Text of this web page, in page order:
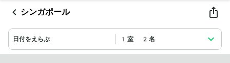
シンガポール
日付をえらぶ 1室 2名